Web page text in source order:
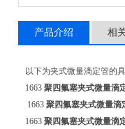
产品介绍 相
以下为夹式微量滴定管的
1663 聚四氟塞夹式微量滴
1663 聚四氟塞夹式微量滴
1663 聚四氟塞夹式微量滴